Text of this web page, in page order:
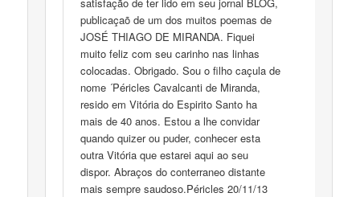
publicaçaõ de um dos muitos poemas de
JOSÉ THIAGO DE MIRANDA. Fiquei
muito feliz com seu carinho nas linhas
colocadas. Obrigado. Sou o filho caçula de
nome ´Péricles Cavalcanti de Miranda,
resido em Vitória do Espirito Santo ha
mais de 40 anos. Estou a lhe convidar
quando quizer ou puder, conhecer esta
outra Vitória que estarei aqui ao seu
dispor. Abraços do conterraneo distante
mais sempre saudoso.Péricles 20/11/13